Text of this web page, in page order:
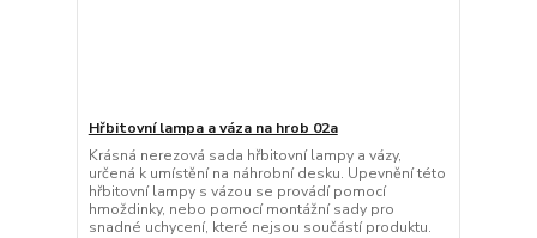
Hřbitovní lampa a váza na hrob 02a
Krásná nerezová sada hřbitovní lampy a vázy,
určená k umístění na náhrobní desku. Upevnění této
hřbitovní lampy s vázou se provádí pomocí
hmoždinky, nebo pomocí montážní sady pro
snadné uchycení, které nejsou součástí produktu.